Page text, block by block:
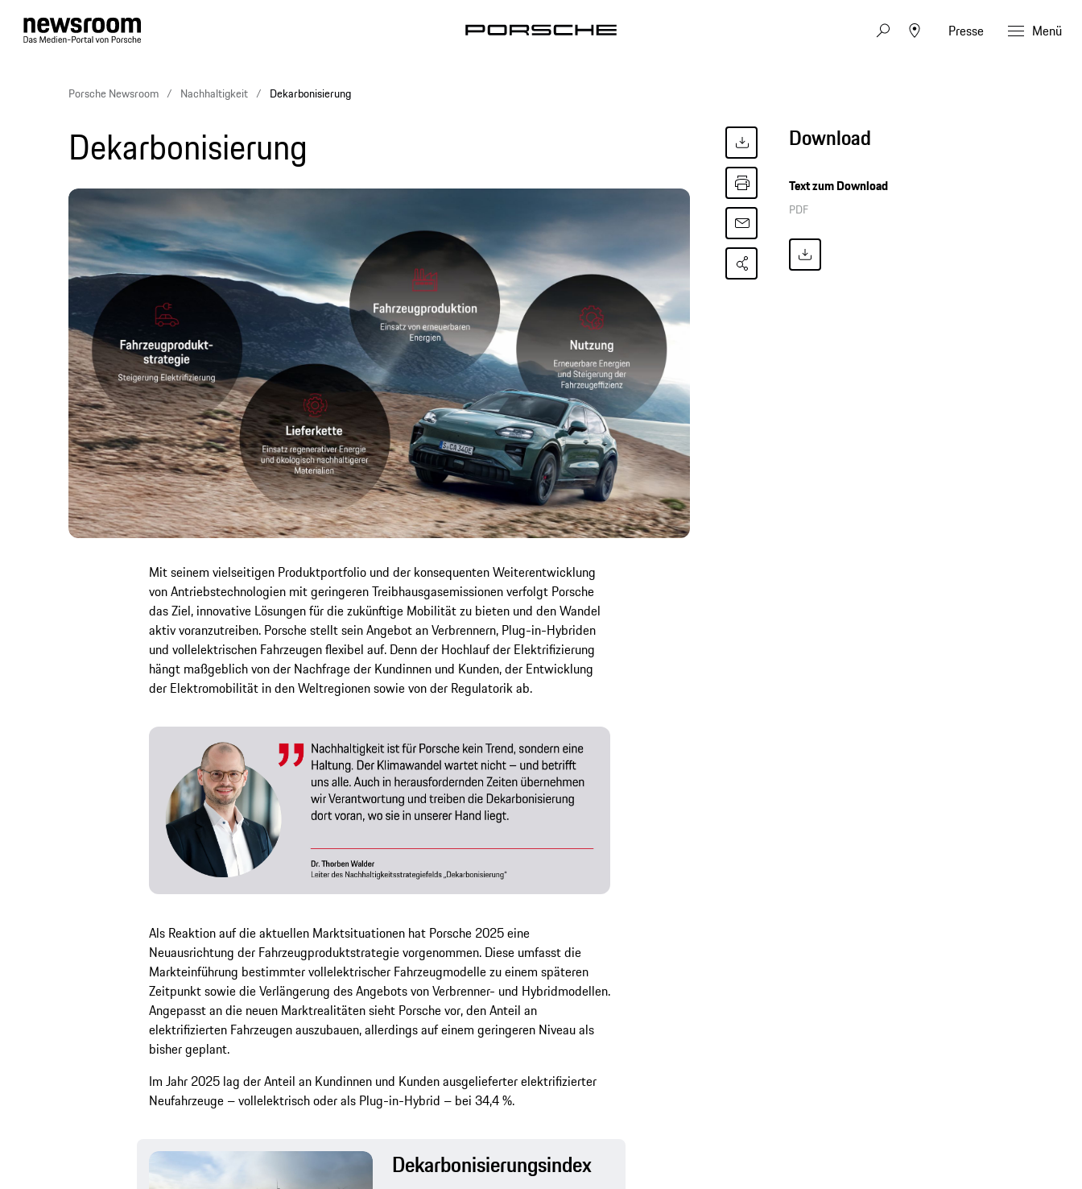
Presse Menü
Porsche Newsroom Nachhaltigkeit Dekarbonisierung
Dekarbonisierung
Mit seinem vielseitigen Produktportfolio und der konsequenten Weiterentwicklung
von Antriebstechnologien mit geringeren Treibhausgasemissionen verfolgt Porsche
das Ziel, innovative Lösungen für die zukünftige Mobilität zu bieten und den Wandel
aktiv voranzutreiben. Porsche stellt sein Angebot an Verbrennern, Plug-in-Hybriden
und vollelektrischen Fahrzeugen flexibel auf. Denn der Hochlauf der Elektrifizierung
hängt maßgeblich von der Nachfrage der Kundinnen und Kunden, der Entwicklung
der Elektromobilität in den Weltregionen sowie von der Regulatorik ab.
Als Reaktion auf die aktuellen Marktsituationen hat Porsche 2025 eine
Neuausrichtung der Fahrzeugproduktstrategie vorgenommen. Diese umfasst die
Markteinführung bestimmter vollelektrischer Fahrzeugmodelle zu einem späteren
Zeitpunkt sowie die Verlängerung des Angebots von Verbrenner- und Hybridmodellen.
Angepasst an die neuen Marktrealitäten sieht Porsche vor, den Anteil an
elektrifizierten Fahrzeugen auszubauen, allerdings auf einem geringeren Niveau als
bisher geplant.
Im Jahr 2025 lag der Anteil an Kundinnen und Kunden ausgelieferter elektrifizierter
Neufahrzeuge – vollelektrisch oder als Plug-in-Hybrid – bei 34,4 %.
Dekarbonisierungsindex
Download
Text zum Download
PDF